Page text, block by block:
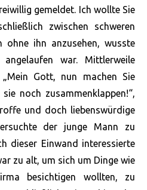
gemeldet. Ich wollte Sie
zwischen schweren
ohne ihn anzusehen, wusste
war. Mittlerweile
Gott, nun machen Sie
noch zusammenklappen!“,
und doch liebenswürdige
der junge Mann zu
dieser Einwand interessierte
zu alt, um sich um Dinge wie
besichtigen wollten, zu